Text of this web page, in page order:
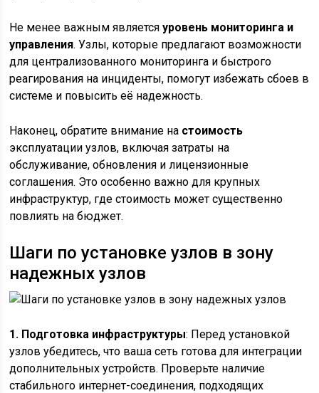
Не менее важным являетсяуровень мониторинга и
управления. Узлы, которые предлагают возможности
для централизованного мониторинга и быстрого
реагирования на инциденты, помогут избежать сбоев в
системе и повысить её надежность.
Наконец, обратите внимание на стоимость
эксплуатации узлов, включая затраты на
обслуживание, обновления и лицензионные
соглашения. Это особенно важно для крупных
инфраструктур, где стоимость может существенно
повлиять на бюджет.
Шаги по установке узлов в зону
надежных узлов
1. Подготовка инфраструктуры: Перед установкой
узлов убедитесь, что ваша сеть готова для интеграции
дополнительных устройств. Проверьте наличие
стабильного интернет-соединения, подходящих